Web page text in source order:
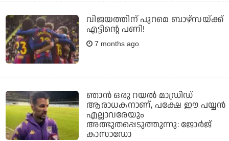
വിജയത്തിന് പുറമെ ബാഴ്‌സയ്ക്ക്
എട്ടിന്റെ പണി!
7 months ago
ഞാന്‍ ഒരു റയല്‍ മാഡ്രിഡ്
ആരാധകനാണ്, പക്ഷേ ഈ പയ്യന്‍
എല്ലാവരേയും
അത്ഭുതപ്പെടുത്തുന്നു: ജോര്‍ജ്
കാസാഡോ